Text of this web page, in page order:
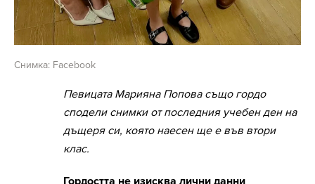
Снимка: Facebook
Певицата Марияна Попова също гордо
сподели снимки от последния учебен ден на
дъщеря си, която наесен ще е във втори
клас.